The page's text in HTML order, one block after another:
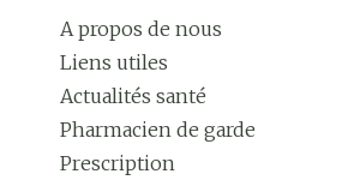
A propos de nous
Liens utiles
Actualités santé
Pharmacien de garde
Prescription